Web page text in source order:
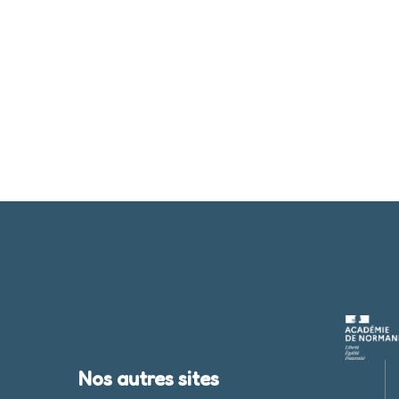
Nos autres sites